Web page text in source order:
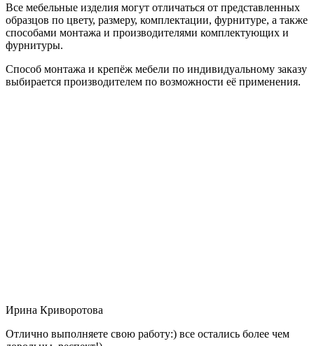
Все мебельные изделия могут отличаться от представленных
образцов по цвету, размеру, комплектации, фурнитуре, а также
способами монтажа и производителями комплектующих и
фурнитуры.
Способ монтажа и крепёж мебели по индивидуальному заказу
выбирается производителем по возможности её применения.
Ирина Криворотова
Отлично выполняете свою работу:) все остались более чем